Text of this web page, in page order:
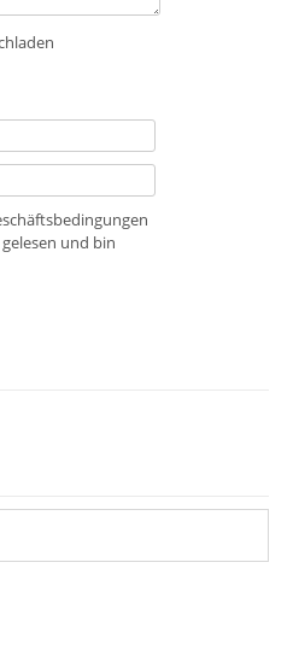
und bin